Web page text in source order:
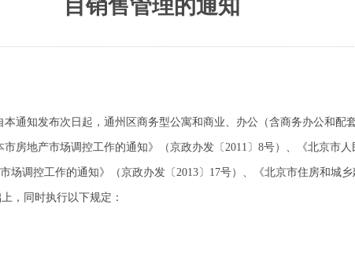
目销售管理的通知
知发布次日起，通州区商务型公寓和商业、办公（含商务办公和配
房地产市场调控工作的通知》（京政办发〔2011〕8号）、《北京市
场调控工作的通知》（京政办发〔2013〕17号）、《北京市住房和城
，同时执行以下规定：